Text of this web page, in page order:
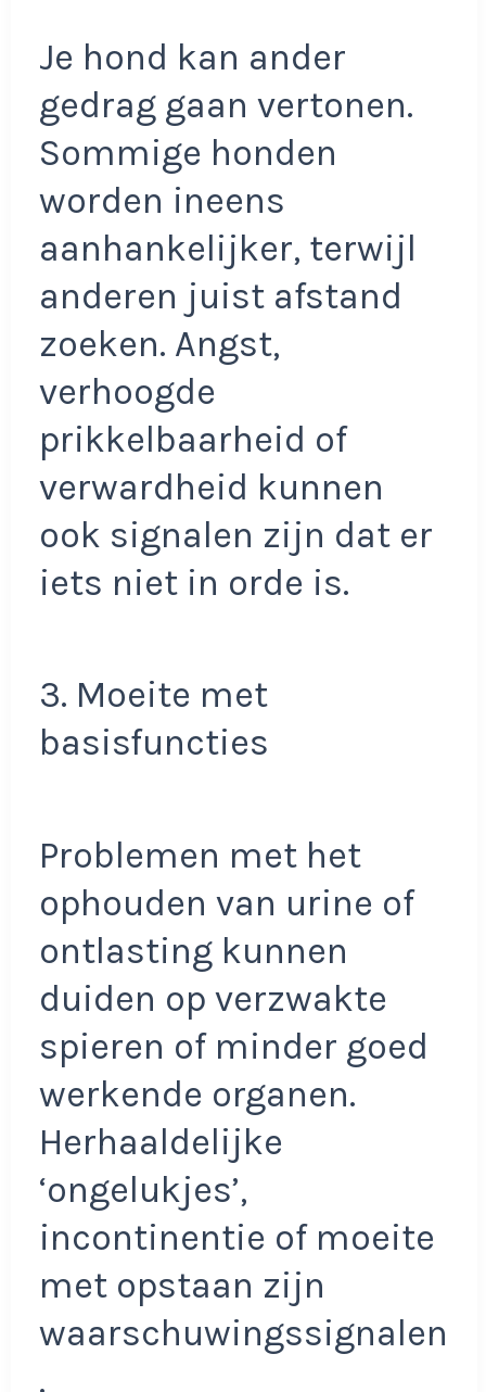
Je hond kan ander
gedrag gaan vertonen.
Sommige honden
worden ineens
aanhankelijker, terwijl
anderen juist afstand
zoeken. Angst,
verhoogde
prikkelbaarheid of
verwardheid kunnen
ook signalen zijn dat er
iets niet in orde is.
3. Moeite met
basisfuncties
Problemen met het
ophouden van urine of
ontlasting kunnen
duiden op verzwakte
spieren of minder goed
werkende organen.
Herhaaldelijke
‘ongelukjes’,
incontinentie of moeite
met opstaan zijn
waarschuwingssignalen
.